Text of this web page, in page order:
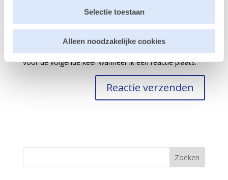
Selectie toestaan
Alleen noodzakelijke cookies
voor de volgende keer wanneer ik een reactie plaats.